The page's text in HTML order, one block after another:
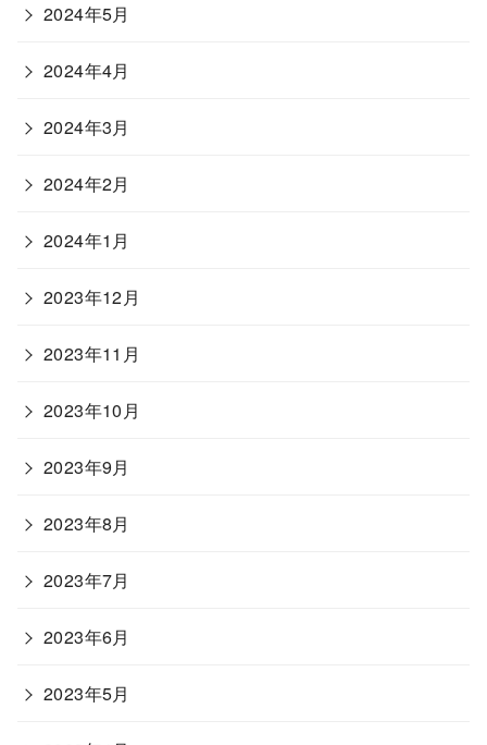
2024年5月
2024年4月
2024年3月
2024年2月
2024年1月
2023年12月
2023年11月
2023年10月
2023年9月
2023年8月
2023年7月
2023年6月
2023年5月